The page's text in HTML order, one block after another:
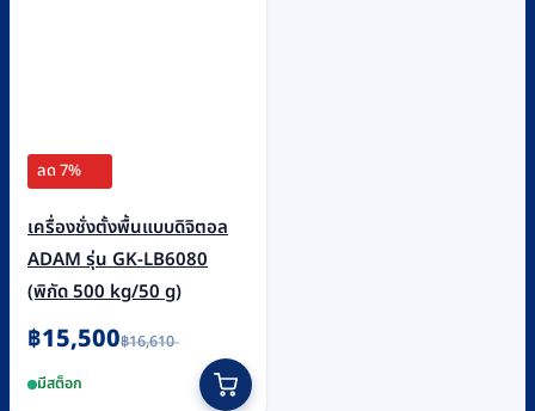
ลด 7%
เครื่องชั่งตั้งพื้นแบบดิจิตอล
ADAM รุ่น GK-LB6080
(พิกัด 500 kg/50 g)
฿16,610
Original
price
was:
฿16,610.
฿15,500
Current
price
is:
฿15,500.
มีสต็อก